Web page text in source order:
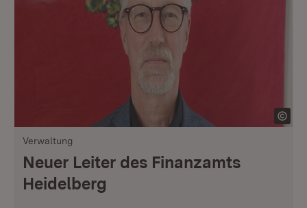
Verwaltung
Neuer Leiter des Finanzamts
Heidelberg